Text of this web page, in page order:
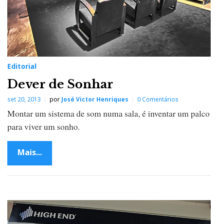
Editorial
Dever de Sonhar
set 20, 2013 por José Victor Henriques 0 Comentários
Montar um sistema de som numa sala, é inventar um palco
para viver um sonho.
Mais...